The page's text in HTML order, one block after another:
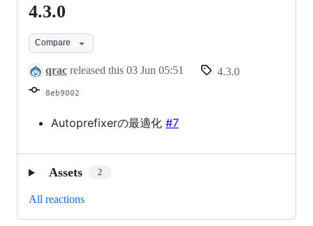
4.3.0
4.3.0
Compare
qrac released this 03 Jun 05:51 4.3.0
8eb9002
Autoprefixerの最適化 #7
Assets 2
All reactions